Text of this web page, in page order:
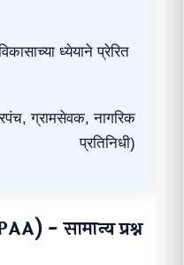
ध्येयाने प्रेरित
ग्रामसेवक, नागरिक
प्रतिनिधी)
- सामान्य प्रश्न